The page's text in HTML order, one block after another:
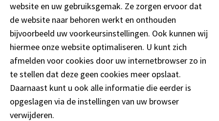
website en uw gebruiksgemak. Ze zorgen ervoor dat
de website naar behoren werkt en onthouden
bijvoorbeeld uw voorkeursinstellingen. Ook kunnen wij
hiermee onze website optimaliseren. U kunt zich
afmelden voor cookies door uw internetbrowser zo in
te stellen dat deze geen cookies meer opslaat.
Daarnaast kunt u ook alle informatie die eerder is
opgeslagen via de instellingen van uw browser
verwijderen.